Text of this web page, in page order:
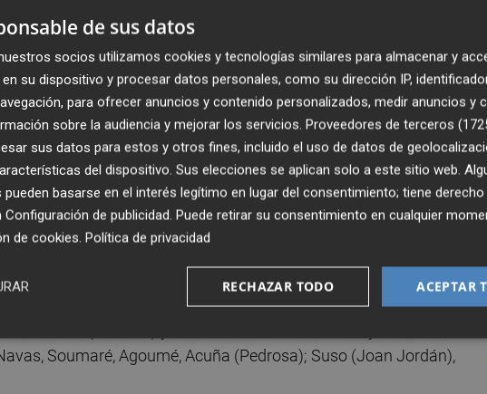
por 3-2. La visita más reciente del conjunto de
pasada temporada, el 11 de mayo de 2024, a la que el
45 puntos, mientras que el equipo de Quique Sánchez Flores era
por En-Nesyri en el minuto 26 tras una mano de Kiko
a la media hora con un cabezazo de Sorloth. Sin embargo,
al Sevilla con otro cabezazo. En el tramo final, Mosquera
el gol de la remontada en el minuto 97 tras un centro de
Femenía, Mosquera, Bailly, Cuenca (Capoue); Akhomach
Guedes (Morales) y Sorloth. El Sevilla alineó a Nyland;
Soumaré, Agoumé, Acuña (Pedrosa); Suso (Joan Jordán),
de sus datos
socios utilizamos cookies y tecnologías similares para almacenar y
su dispositivo y procesar datos personales, como su dirección IP,
para ofrecer anuncios y contenido personalizados, medir anuncios y
sobre la audiencia y mejorar los servicios. Proveedores de terceros
sus datos para estos y otros fines, incluido el uso de datos de
del dispositivo. Sus elecciones se aplican solo a este sitio web.
pueden basarse en el interés legítimo en lugar del consentimiento; tiene derecho
Configuración de publicidad. Puede retirar su consentimiento en cualquier
de cookies. Política de privacidad
ACEPTAR
RECHAZAR TODO